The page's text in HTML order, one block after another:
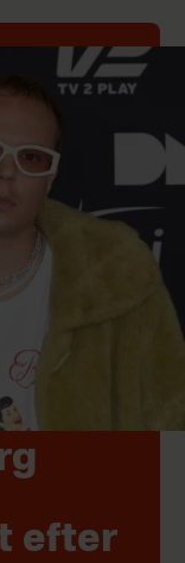
efter